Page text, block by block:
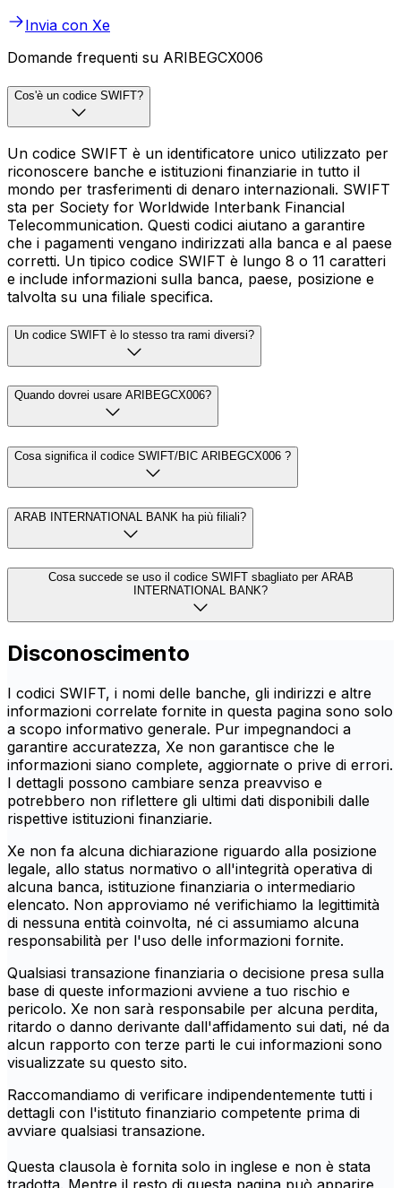
Invia con Xe
Domande frequenti su ARIBEGCX006
Cos'è un codice SWIFT?
Un codice SWIFT è un identificatore unico utilizzato per
riconoscere banche e istituzioni finanziarie in tutto il
mondo per trasferimenti di denaro internazionali. SWIFT
sta per Society for Worldwide Interbank Financial
Telecommunication. Questi codici aiutano a garantire
che i pagamenti vengano indirizzati alla banca e al paese
corretti. Un tipico codice SWIFT è lungo 8 o 11 caratteri
e include informazioni sulla banca, paese, posizione e
talvolta su una filiale specifica.
Un codice SWIFT è lo stesso tra rami diversi?
Quando dovrei usare ARIBEGCX006?
Cosa significa il codice SWIFT/BIC ARIBEGCX006 ?
ARAB INTERNATIONAL BANK ha più filiali?
Cosa succede se uso il codice SWIFT sbagliato per ARAB
INTERNATIONAL BANK?
Disconoscimento
I codici SWIFT, i nomi delle banche, gli indirizzi e altre
informazioni correlate fornite in questa pagina sono solo
a scopo informativo generale. Pur impegnandoci a
garantire accuratezza, Xe non garantisce che le
informazioni siano complete, aggiornate o prive di errori.
I dettagli possono cambiare senza preavviso e
potrebbero non riflettere gli ultimi dati disponibili dalle
rispettive istituzioni finanziarie.
Xe non fa alcuna dichiarazione riguardo alla posizione
legale, allo status normativo o all'integrità operativa di
alcuna banca, istituzione finanziaria o intermediario
elencato. Non approviamo né verifichiamo la legittimità
di nessuna entità coinvolta, né ci assumiamo alcuna
responsabilità per l'uso delle informazioni fornite.
Qualsiasi transazione finanziaria o decisione presa sulla
base di queste informazioni avviene a tuo rischio e
pericolo. Xe non sarà responsabile per alcuna perdita,
ritardo o danno derivante dall'affidamento sui dati, né da
alcun rapporto con terze parti le cui informazioni sono
visualizzate su questo sito.
Raccomandiamo di verificare indipendentemente tutti i
dettagli con l'istituto finanziario competente prima di
avviare qualsiasi transazione.
Questa clausola è fornita solo in inglese e non è stata